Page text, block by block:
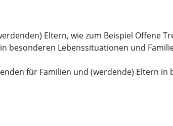
Eltern, wie zum Beispiel Offene
besonderen Lebenssituationen und
für Familien und (werdende) Eltern